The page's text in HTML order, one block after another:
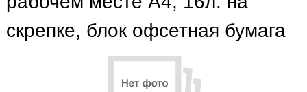
скрепке, блок офсетная бумага